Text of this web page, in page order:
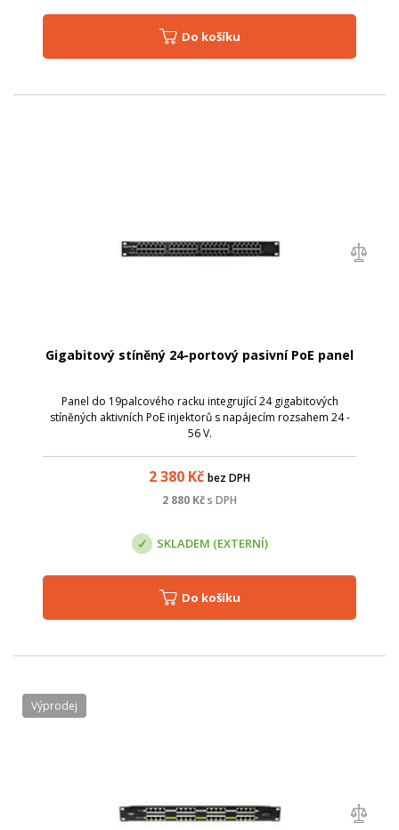
Do košíku
Gigabitový stíněný 24-portový pasivní PoE panel
Panel do 19palcového racku integrující 24 gigabitových
stíněných aktivních PoE injektorů s napájecím rozsahem 24 -
56 V.
2 380 Kč bez DPH
2 880 Kčs DPH
SKLADEM (EXTERNÍ)
Do košíku
Výprodej